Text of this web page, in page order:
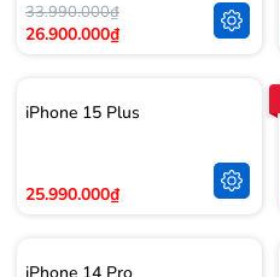
33.990.000₫
26.900.000₫
iPhone 15 Plus
25.990.000₫